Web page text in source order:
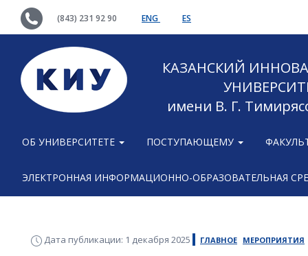
(843) 231 92 90 ENG ES
КАЗАНСКИЙ
имени В. Г.
ОБ УНИВЕРСИТЕТЕ ПОСТУПАЮЩЕМУ
ЭЛЕКТРОННАЯ ИНФОРМАЦИОННО-ОБРАЗОВАТЕЛЬНАЯ
Дата публикации: 1 декабря 2025 ГЛАВНОЕ МЕРОПРИЯТИЯ